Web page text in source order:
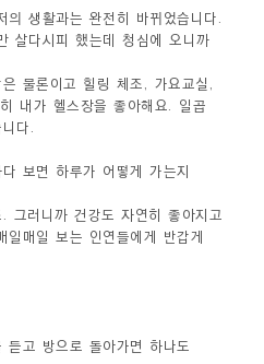
생활과는 완전히 바뀌었습니다.
살다시피 했는데 청심에 오니까
물론이고 힐링 체조, 가요교실,
내가 헬스장을 좋아해요. 일곱
다.
보면 하루가 어떻게 가는지
그러니까 건강도 자연히 좋아지고
매일 보는 인연들에게 반갑게
듣고 방으로 돌아가면 하나도